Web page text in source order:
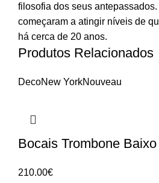
filosofia dos seus
começaram a atingir níveis de
há cerca de 20 anos.
Produtos Relacionados
DecoNew YorkNouveau
Bocais Trombone
210.00€